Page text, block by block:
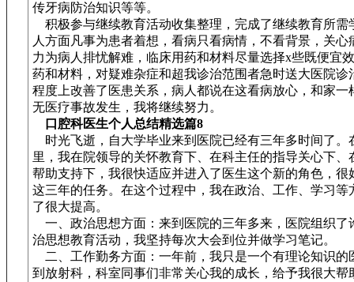
传牙病防治知识等等。
积极参与继续教育活动收集整理，完成了继续教育所需
人方面凡事为患者着想，看病只看病情，不看背景，关心
力为病人排忧解难，临床用药和材料尽量选择x些既便宜
药和材料，对疑难杂症和超我诊治范围者急时送大医院诊
程度上改善了医患关系，病人都说在这看病放心，和家一
无医疗事故发生，我将继续努力。
口腔科医生个人总结精选篇8
时光飞逝，自大学毕业来到医院已经有三年多时间了。
里，我在院领导的关怀教育下、在科主任的指导关心下、
帮助支持下，我很快适应并进入了医生这个新的角色，很
这三年的任务。在这个过程中，我在政治、工作、学习等
了很大提高。
一、政治思想方面：来到医院的三年多来，医院组织了
治思想教育活动，我坚持每次大会到位并做学习笔记。
二、工作勤务方面：一年前，我只是一个有理论知识的
到放射科，科室同事们非常关心我的成长，给予我很大帮